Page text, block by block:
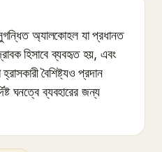
অ্যালকোহল যা প্রধানত
হিসাবে ব্যবহৃত হয়, এবং
বৈশিষ্ট্যও প্রদান
ঘনত্বে ব্যবহারের জন্য